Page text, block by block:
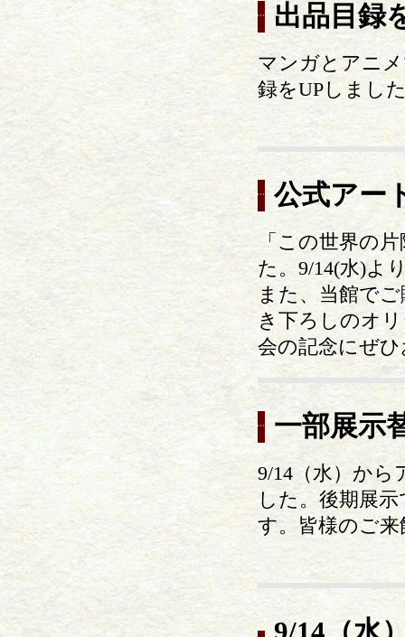
出品目録
マンガとアニ
録をUPしまし
公式アー
「この世界の
た。9/14(水)よ
また、当館で
き下ろしのオ
会の記念にぜ
一部展示
9/14（水）から
した。後期展
す。皆様のご